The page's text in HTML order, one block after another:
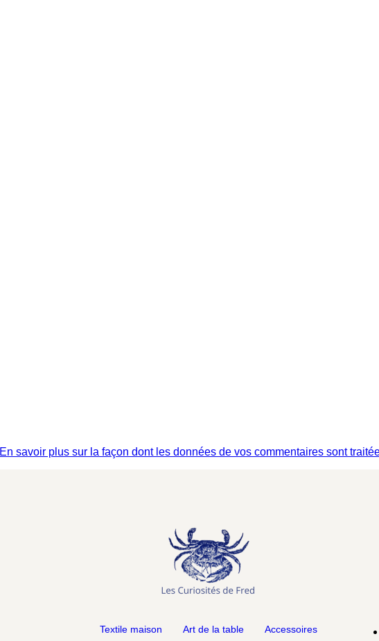
En savoir plus sur la façon dont les données de vos commentaires sont
Textile maison Art de la table Accessoires